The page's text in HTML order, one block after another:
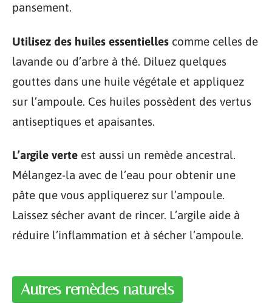
pansement.
Utilisez des huiles essentielles comme celles de
lavande ou d’arbre à thé. Diluez quelques
gouttes dans une huile végétale et appliquez
sur l’ampoule. Ces huiles possèdent des vertus
antiseptiques et apaisantes.
L’argile verte est aussi un remède ancestral.
Mélangez-la avec de l’eau pour obtenir une
pâte que vous appliquerez sur l’ampoule.
Laissez sécher avant de rincer. L’argile aide à
réduire l’inflammation et à sécher l’ampoule.
Autres remèdes naturels